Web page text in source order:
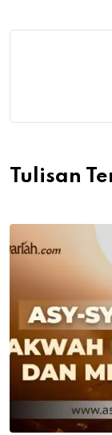
Tulisan